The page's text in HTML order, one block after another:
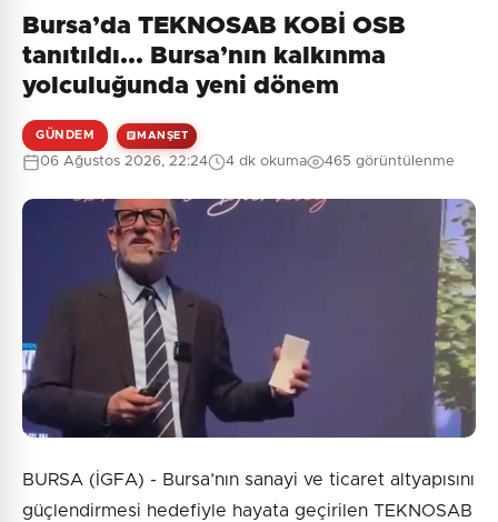
Bursa’da TEKNOSAB KOBİ OSB
tanıtıldı... Bursa’nın kalkınma
yolculuğunda yeni dönem
GÜNDEM MANŞET
06 Ağustos 2026, 22:24 4 dk okuma 465 görüntülenme
BURSA (İGFA) - Bursa’nın sanayi ve ticaret altyapısını
güçlendirmesi hedefiyle hayata geçirilen TEKNOSAB